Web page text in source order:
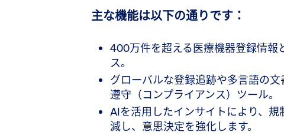
主な機能は以下の通りです：
400万件を超える医療機器登録情報
ス。
グローバルな登録追跡や多言語の
遵守（コンプライアンス）ツール。
AIを活用したインサイトにより、
減し、意思決定を強化します。